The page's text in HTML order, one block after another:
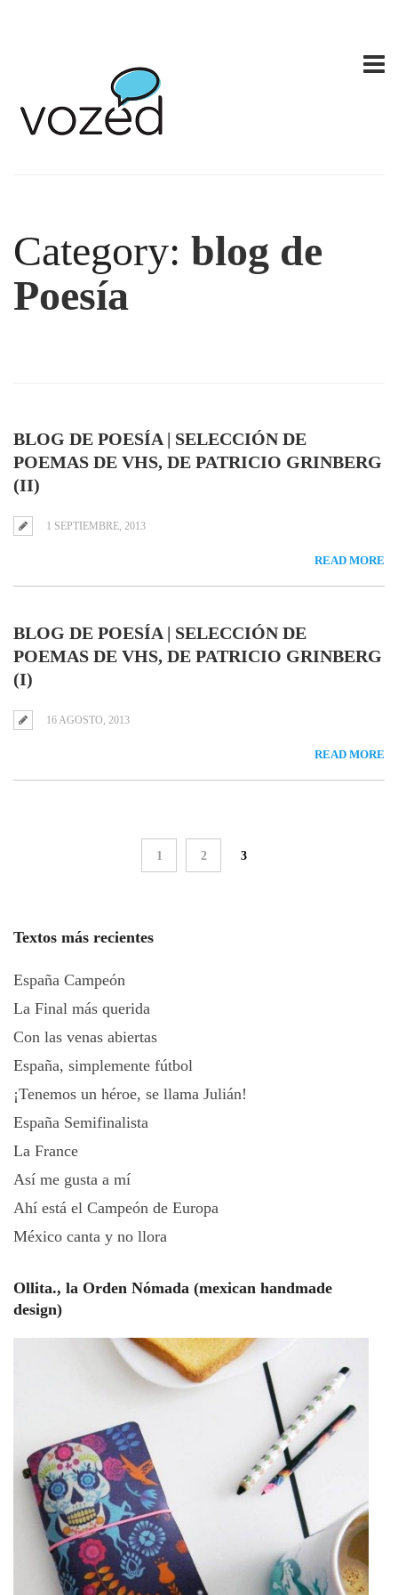
Category: blog de
Poesía
BLOG DE POESÍA | SELECCIÓN DE
POEMAS DE VHS, DE PATRICIO GRINBERG
(II)
1 SEPTIEMBRE, 2013
READ MORE
BLOG DE POESÍA | SELECCIÓN DE
POEMAS DE VHS, DE PATRICIO GRINBERG
(I)
16 AGOSTO, 2013
READ MORE
1 2 3
Textos más recientes
España Campeón
La Final más querida
Con las venas abiertas
España, simplemente fútbol
¡Tenemos un héroe, se llama Julián!
España Semifinalista
La France
Así me gusta a mí
Ahí está el Campeón de Europa
México canta y no llora
Ollita., la Orden Nómada (mexican handmade
design)